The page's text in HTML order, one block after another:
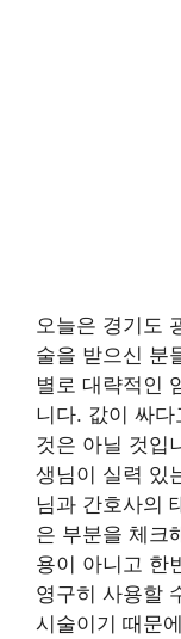
오늘은 경기도
술을 받으신 분
별로 대략적인
니다. 값이 싸
것은 아닐 것입
생님이 실력 있
님과 간호사의
은 부분을 체크
용이 아니고 한
영구히 사용할
시술이기 때문